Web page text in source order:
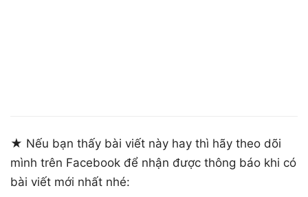
★ Nếu bạn thấy bài viết này hay thì hãy theo dõi
mình trên Facebook để nhận được thông báo khi có
bài viết mới nhất nhé: